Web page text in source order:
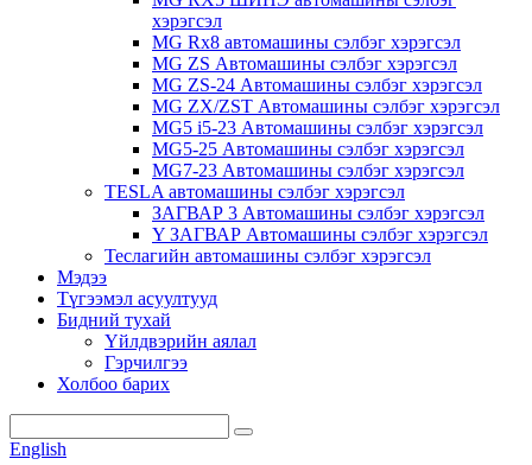
хэрэгсэл
MG Rx8 автомашины сэлбэг хэрэгсэл
MG ZS Автомашины сэлбэг хэрэгсэл
MG ZS-24 Автомашины сэлбэг хэрэгсэл
MG ZX/ZST Автомашины сэлбэг хэрэгсэл
MG5 i5-23 Автомашины сэлбэг хэрэгсэл
MG5-25 Автомашины сэлбэг хэрэгсэл
MG7-23 Автомашины сэлбэг хэрэгсэл
TESLA автомашины сэлбэг хэрэгсэл
ЗАГВАР 3 Автомашины сэлбэг хэрэгсэл
Y ЗАГВАР Автомашины сэлбэг хэрэгсэл
Теслагийн автомашины сэлбэг хэрэгсэл
Мэдээ
Түгээмэл асуултууд
Бидний тухай
Үйлдвэрийн аялал
Гэрчилгээ
Холбоо барих
English